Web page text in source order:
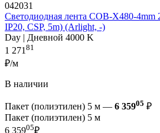
042031
Светодиодная лента COB-X480-4mm
IP20, CSP, 5m) (Arlight, -)
Day | Дневной 4000 K
1 27181
₽/м
В наличии
Пакет (полиэтилен) 5 м — 6 35905 ₽
Пакет (полиэтилен) 5 м
6 35905₽